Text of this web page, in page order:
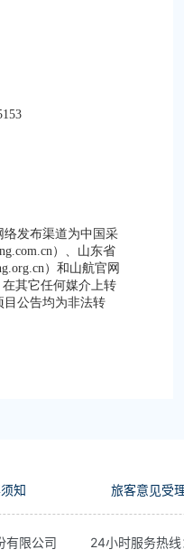
发布渠道为中国采
）、山东省
）和山航官网
在其它任何媒介上转
目公告均为非法转
知 旅客意见受
有限公司 24小时服务热线